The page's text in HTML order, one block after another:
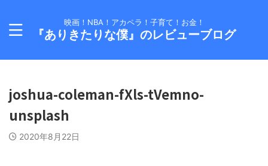
映画！NBA！アカペラ！子育て！お金！
『ありきたりな僕』のレビューブログ
joshua-coleman-fXls-tVemno-
unsplash
2020年8月22日